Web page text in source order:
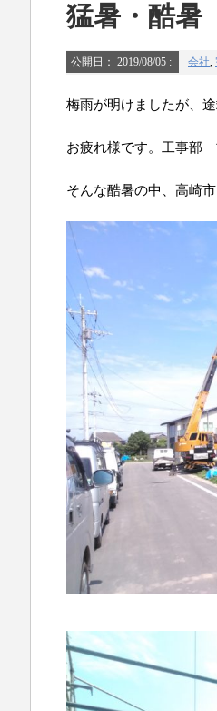
猛暑・酷
公開日： 2019/08/05 : 会社,
梅雨が明けましたが、
お疲れ様です。工事部
そんな酷暑の中、高崎